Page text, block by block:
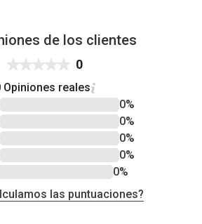
de los clientes
0
Opiniones reales
0%
0%
0%
0%
0%
las puntuaciones?